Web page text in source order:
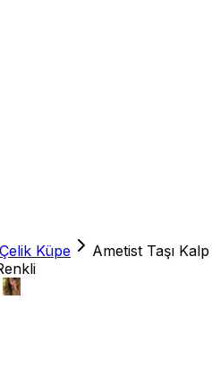
Çelik Küpe
Ametist Taşı Kalp